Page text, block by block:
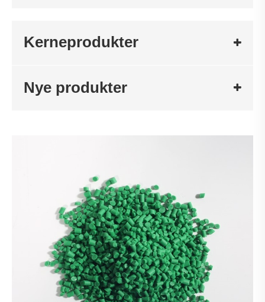
Kerneprodukter
Nye produkter